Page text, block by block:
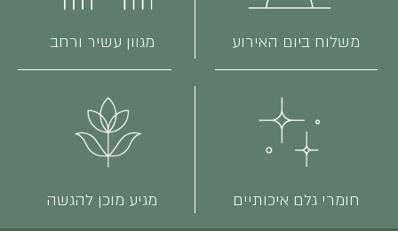
משלוח ביום האירוע מגוון עשיר ורחב
חומרי גלם איכותיים מגיע מוכן להגשה